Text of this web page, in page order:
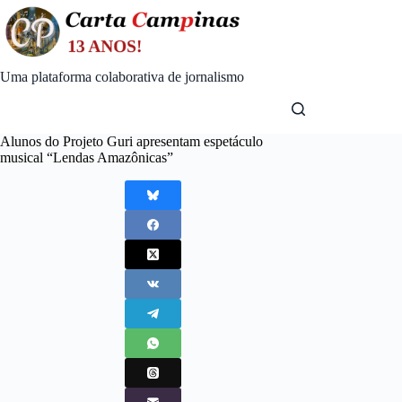
Skip
to
content
Uma plataforma colaborativa de jornalismo
Alunos do Projeto Guri apresentam espetáculo
musical “Lendas Amazônicas”